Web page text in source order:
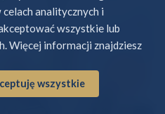
analitycznych i
wszystkie lub
Więcej informacji znajdziesz
wszystkie